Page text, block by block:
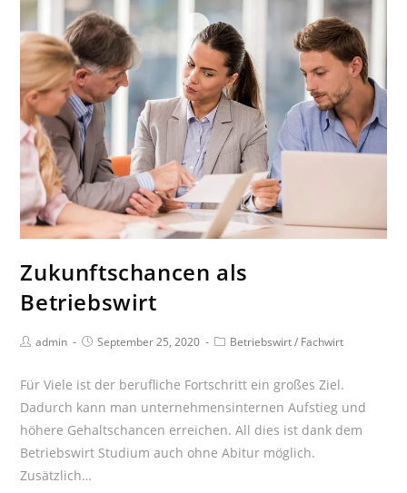
Infoabend
Zukunftschancen als
Betriebswirt
Beitrags-
admin
Beitrag
September 25, 2020
Beitrags-
Betriebswirt / Fachwirt
Für Viele ist der berufliche Fortschritt ein großes Ziel.
Dadurch kann man unternehmensinternen Aufstieg und
höhere Gehaltschancen erreichen. All dies ist dank dem
Betriebswirt Studium auch ohne Abitur möglich.
Zusätzlich…